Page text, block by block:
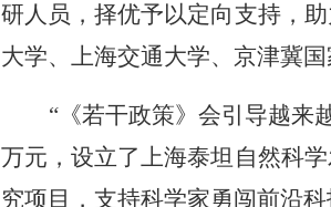
研人员，择优予以定向支持，
大学、上海交通大学、京津冀
“《若干政策》会引导越来
万元，设立了上海泰坦自然科
究项目，支持科学家勇闯前沿科